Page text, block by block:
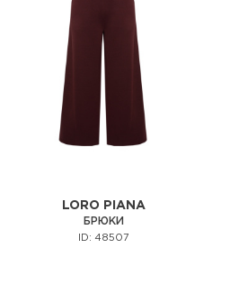
LORO PIANA
БРЮКИ
ID: 48507